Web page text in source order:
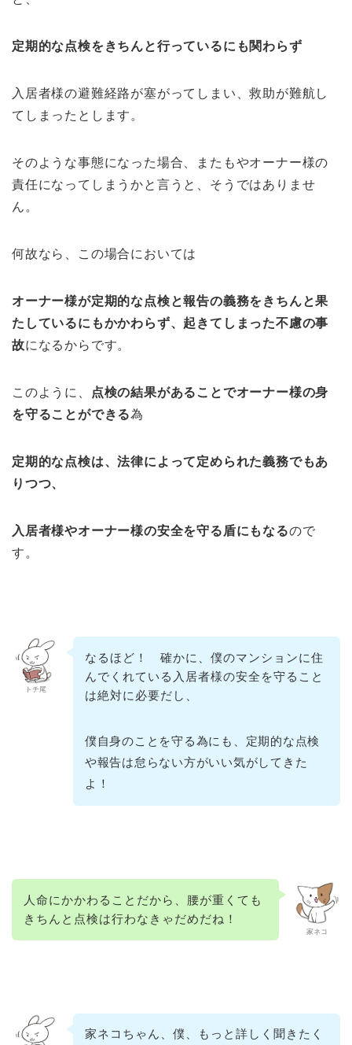
定期的な点検をきちんと行っているにも関わらず
入居者様の避難経路が塞がってしまい、救助が難航し
てしまったとします。
そのような事態になった場合、またもやオーナー様の
責任になってしまうかと言うと、そうではありませ
ん。
何故なら、この場合においては
オーナー様が定期的な点検と報告の義務をきちんと果
たしているにもかかわらず、起きてしまった不慮の事
故になるからです。
このように、
点検の結果があることでオーナー様の身
を守ることができる為
定期的な点検は、法律によって定められた義務でもあ
りつつ、
入居者様やオーナー様の安全を守る盾にもなるので
す。
トチ尾
なるほど！ 確かに、僕のマンションに住
んでくれている入居者様の安全を守ること
は絶対に必要だし、
僕自身のことを守る為にも、定期的な点検
や報告は怠らない方がいい気がしてきた
よ！
家ネコ
人命にかかわることだから、腰が重くても
きちんと点検は行わなきゃだめだね！
家ネコちゃん、僕、もっと詳しく聞きたく